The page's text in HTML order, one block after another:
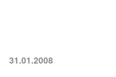
31.01.2008